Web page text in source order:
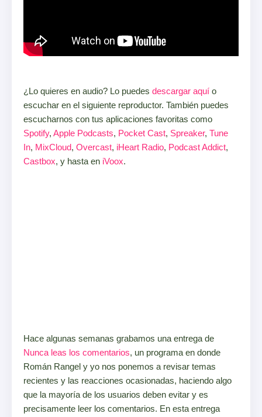
¿Lo quieres en audio? Lo puedes descargar aquí o
escuchar en el siguiente reproductor. También puedes
escucharnos con tus aplicaciones favoritas como
Spotify, Apple Podcasts, Pocket Cast, Spreaker, Tune
In, MixCloud, Overcast, iHeart Radio, Podcast Addict,
Castbox, y hasta en iVoox.
Hace algunas semanas grabamos una entrega de
Nunca leas los comentarios, un programa en donde
Román Rangel y yo nos ponemos a revisar temas
recientes y las reacciones ocasionadas, haciendo algo
que la mayoría de los usuarios deben evitar y es
precisamente leer los comentarios. En esta entrega